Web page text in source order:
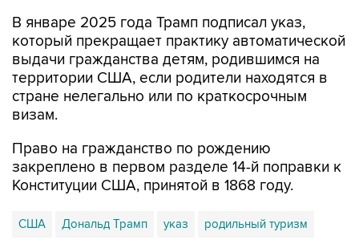
В январе 2025 года Трамп подписал указ,
который прекращает практику автоматической
выдачи гражданства детям, родившимся на
территории США, если родители находятся в
стране нелегально или по краткосрочным
визам.
Право на гражданство по рождению
закреплено в первом разделе 14-й поправки к
Конституции США, принятой в 1868 году.
США Дональд Трамп указ родильный туризм